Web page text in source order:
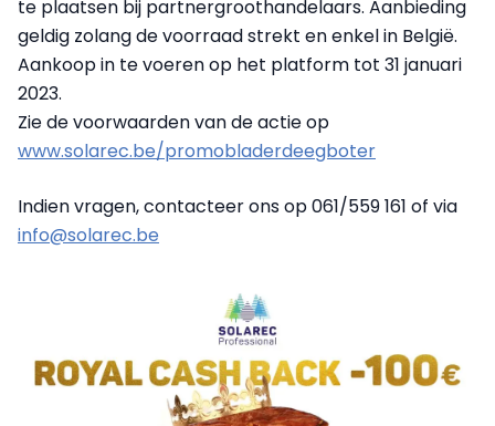
te plaatsen bij partnergroothandelaars. Aanbieding
geldig zolang de voorraad strekt en enkel in België.
Aankoop in te voeren op het platform tot 31 januari
2023.
Zie de voorwaarden van de actie op
www.solarec.be/promobladerdeegboter
Indien vragen, contacteer ons op 061/559 161 of via
info@solarec.be